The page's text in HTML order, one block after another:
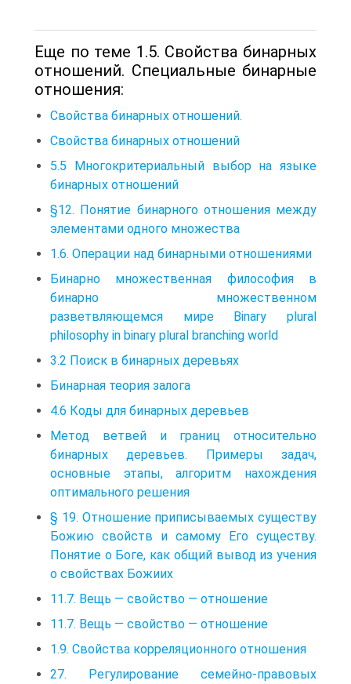
Еще по теме 1.5. Свойства бинарных
отношений. Специальные бинарные
отношения:
Свойства бинарных отношений.
Свойства бинарных отношений
5.5 Многокритериальный выбор на языке
бинарных отношений
§12. Понятие бинарного отношения между
элементами одного множества
1.6. Операции над бинарными отношениями
Бинарно множественная философия в
бинарно множественном
разветвляющемся мире Binary plural
philosophy in binary plural branching world
3.2 Поиск в бинарных деревьях
Бинарная теория залога
4.6 Коды для бинарных деревьев
Метод ветвей и границ относительно
бинарных деревьев. Примеры задач,
основные этапы, алгоритм нахождения
оптимального решения
§ 19. Отношение приписываемых существу
Божию свойств и самому Его существу.
Понятие о Боге, как общий вывод из учения
о свойствах Божиих
11.7. Вещь — свойство — отношение
11.7. Вещь — свойство — отношение
1.9. Свойства корреляционного отношения
27. Регулирование семейно-правовых